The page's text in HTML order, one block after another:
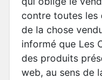
contre toutes les
de la chose
informé que Les
des produits
web, au sens de